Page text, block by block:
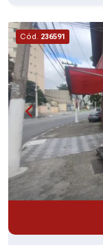
Cód. 236591